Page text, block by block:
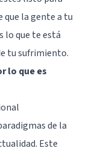
que la gente a tu
lo que te está
tu sufrimiento.
lo que es
de la
Este